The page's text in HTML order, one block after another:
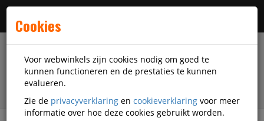
Cookies
Voor webwinkels zijn cookies nodig om goed te
kunnen functioneren en de prestaties te kunnen
evalueren.
Zie de privacyverklaring en cookieverklaring voor meer
informatie over hoe deze cookies gebruikt worden.